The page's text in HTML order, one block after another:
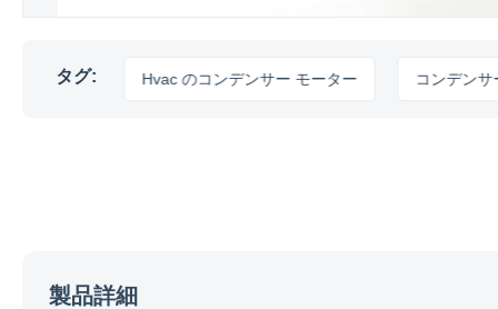
タグ:Hvac のコンデンサー モーター コンデンサーの
製品詳細